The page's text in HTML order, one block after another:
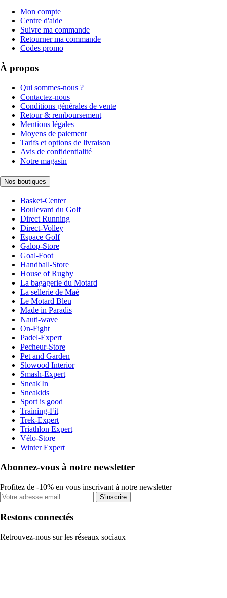
Mon compte
Centre d'aide
Suivre ma commande
Retourner ma commande
Codes promo
À propos
Qui sommes-nous ?
Contactez-nous
Conditions générales de vente
Retour & remboursement
Mentions légales
Moyens de paiement
Tarifs et options de livraison
Avis de confidentialité
Notre magasin
Nos boutiques
Basket-Center
Boulevard du Golf
Direct Running
Direct-Volley
Espace Golf
Galop-Store
Goal-Foot
Handball-Store
House of Rugby
La bagagerie du Motard
La sellerie de Maé
Le Motard Bleu
Made in Paradis
Nauti-wave
On-Fight
Padel-Expert
Pecheur-Store
Pet and Garden
Slowood Interior
Smash-Expert
Sneak'In
Sneakids
Sport is good
Training-Fit
Trek-Expert
Triathlon Expert
Vélo-Store
Winter Expert
Abonnez-vous à notre newsletter
Profitez de -10% en vous inscrivant à notre newsletter
S'inscrire
Restons connectés
Retrouvez-nous sur les réseaux sociaux